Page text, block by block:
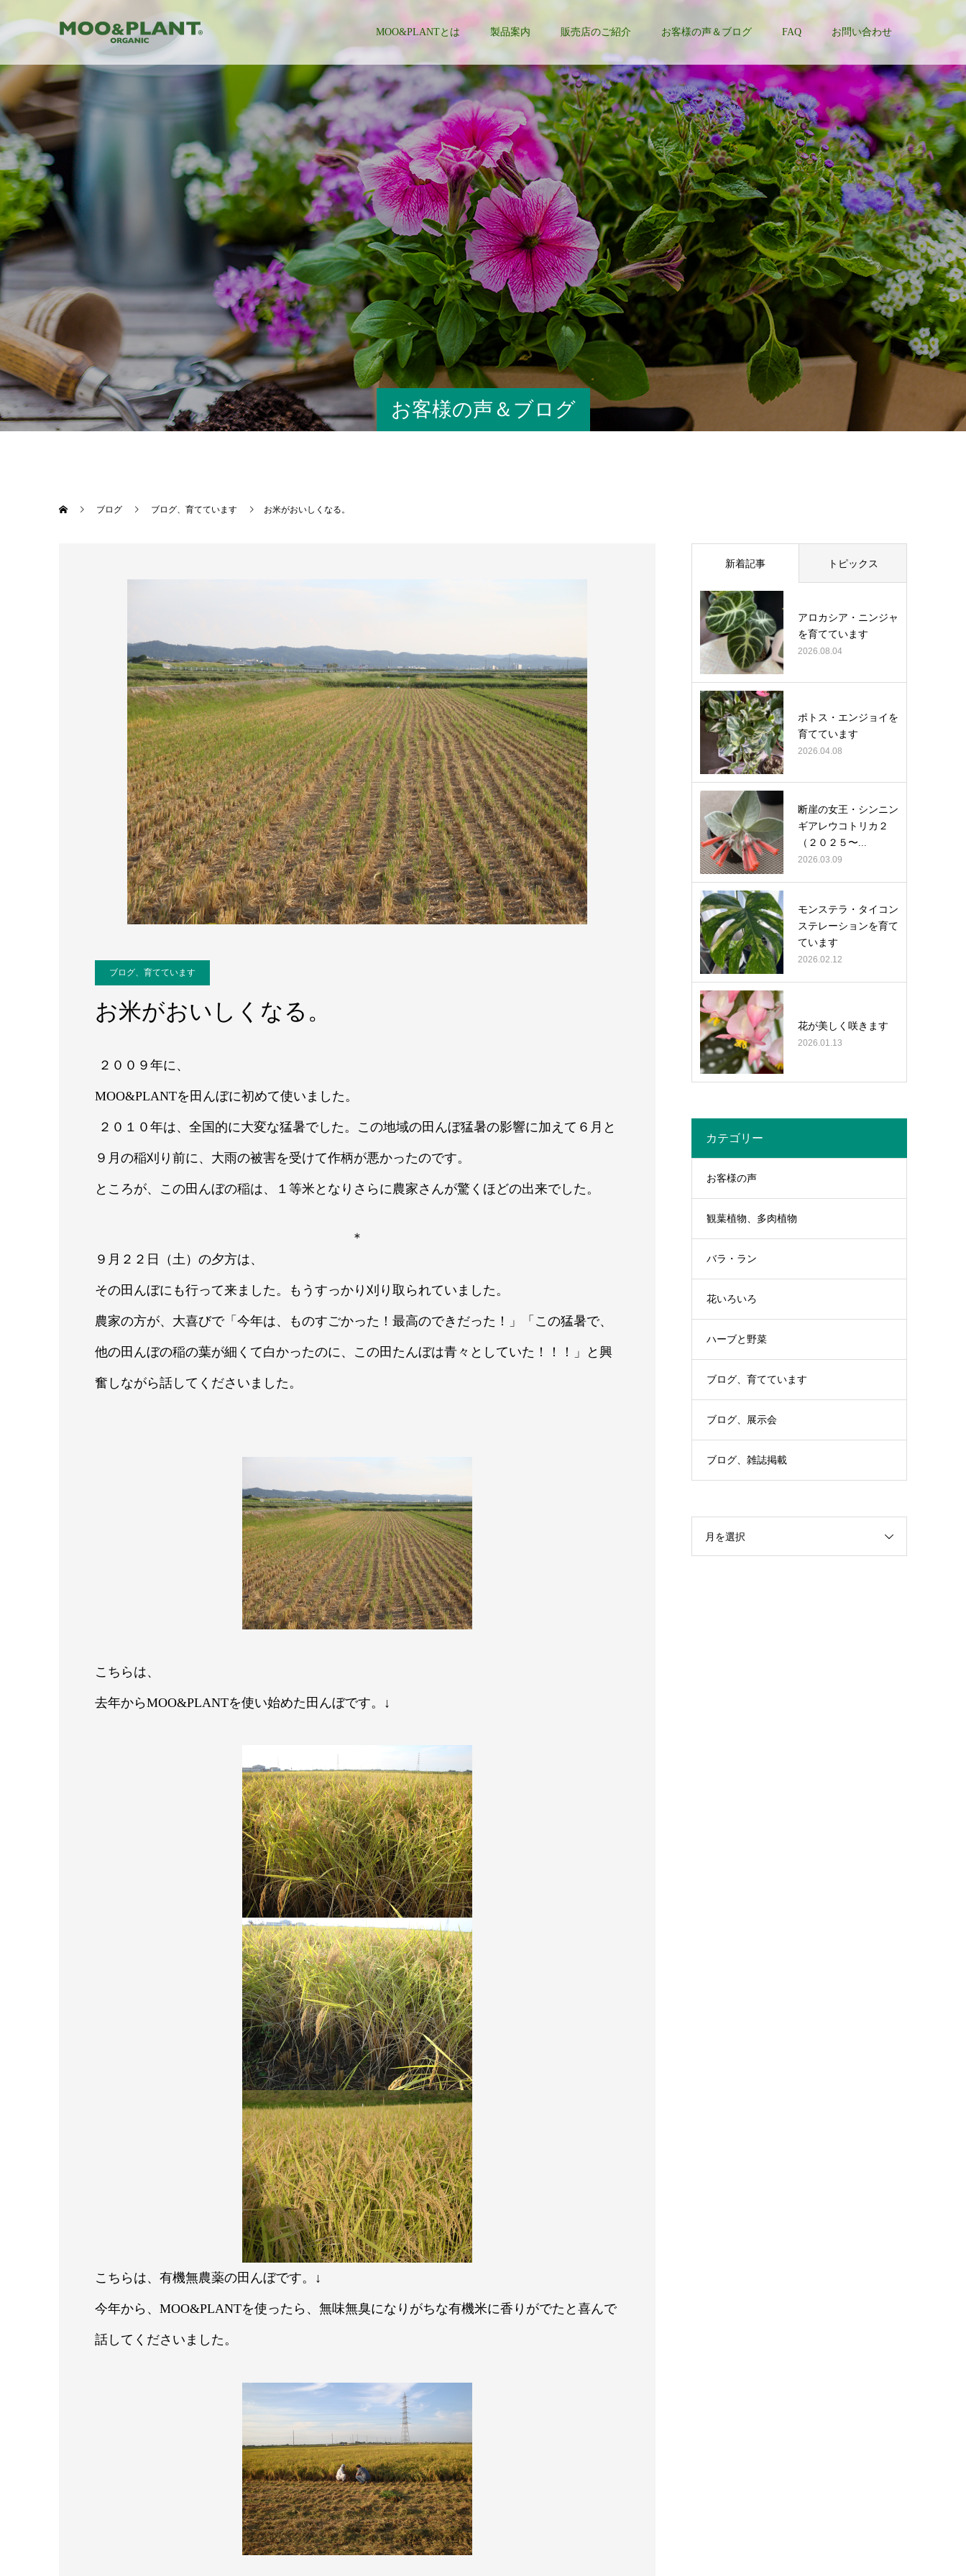
MOO&PLANTとは 製品案内 販売店のご紹介 お客様の声＆ブログ FAQ お問い合わせ
お客様の声＆ブログ
ブログ ブログ、育てています お米がおいしくなる。
ブログ、育てています
お米がおいしくなる。
２００９年に、
MOO&PLANTを田んぼに初めて使いました。
２０１０年は、全国的に大変な猛暑でした。この地域の田んぼ猛暑の影響に加えて６月と
９月の稲刈り前に、大雨の被害を受けて作柄が悪かったのです。
ところが、この田んぼの稲は、１等米となりさらに農家さんが驚くほどの出来でした。
＊
９月２２日（土）の夕方は、
その田んぼにも行って来ました。もうすっかり刈り取られていました。
農家の方が、大喜びで「今年は、ものすごかった！最高のできだった！」「この猛暑で、
他の田んぼの稲の葉が細くて白かったのに、この田たんぼは青々としていた！！！」と興
奮しながら話してくださいました。
こちらは、
去年からMOO&PLANTを使い始めた田んぼです。↓
こちらは、有機無農薬の田んぼです。↓
今年から、MOO&PLANTを使ったら、無味無臭になりがちな有機米に香りがでたと喜んで
話してくださいました。
新着記事 トピックス
アロカシア・ニンジャ
を育てています
2026.08.04
ポトス・エンジョイを
育てています
2026.04.08
断崖の女王・シンニン
ギアレウコトリカ２
（２０２５〜...
2026.03.09
モンステラ・タイコン
ステレーションを育て
ています
2026.02.12
花が美しく咲きます
2026.01.13
カテゴリー
お客様の声
観葉植物、多肉植物
バラ・ラン
花いろいろ
ハーブと野菜
ブログ、育てています
ブログ、展示会
ブログ、雑誌掲載
月を選択